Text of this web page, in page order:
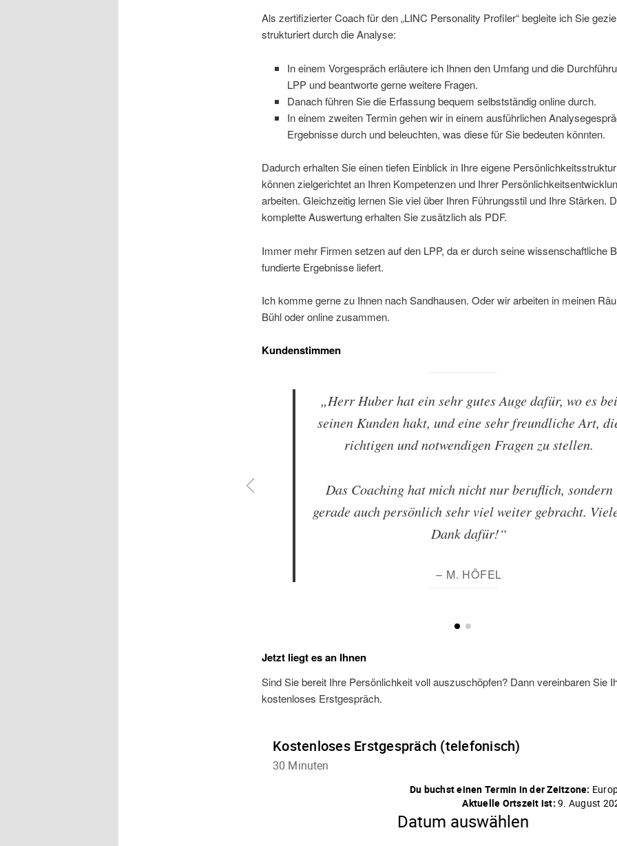
Als zertifizierter Coach für den „LINC Personality Profiler“ begleite ich Sie
strukturiert durch die Analyse:
In einem Vorgespräch erläutere ich Ihnen den Umfang und die
LPP und beantworte gerne weitere Fragen.
Danach führen Sie die Erfassung bequem selbstständig online durch.
In einem zweiten Termin gehen wir in einem ausführlichen
Ergebnisse durch und beleuchten, was diese für Sie bedeuten könnten.
Dadurch erhalten Sie einen tiefen Einblick in Ihre eigene
können zielgerichtet an Ihren Kompetenzen und Ihrer
arbeiten. Gleichzeitig lernen Sie viel über Ihren Führungsstil und Ihre Stärken.
komplette Auswertung erhalten Sie zusätzlich als PDF.
Immer mehr Firmen setzen auf den LPP, da er durch seine wissenschaftliche
fundierte Ergebnisse liefert.
Ich komme gerne zu Ihnen nach Sandhausen. Oder wir arbeiten in meinen
Bühl oder online zusammen.
Kundenstimmen
„Herr Huber hat ein sehr gutes Auge dafür, wo es
seinen Kunden hakt, und eine sehr freundliche Art,
richtigen und notwendigen Fragen zu stellen.
Das Coaching hat mich nicht nur beruflich, sondern
gerade auch persönlich sehr viel weiter gebracht.
Dank dafür!“
– M. HÖFEL
Jetzt liegt es an Ihnen
Sind Sie bereit Ihre Persönlichkeit voll auszuschöpfen? Dann vereinbaren Sie
kostenloses Erstgespräch.